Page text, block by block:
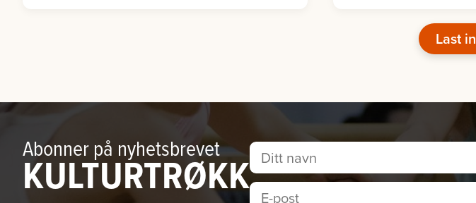
Last
Abonner på nyhetsbrevet
KULTURTRØKK